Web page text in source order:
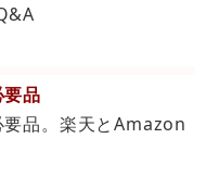
品
品。楽天とAmazon